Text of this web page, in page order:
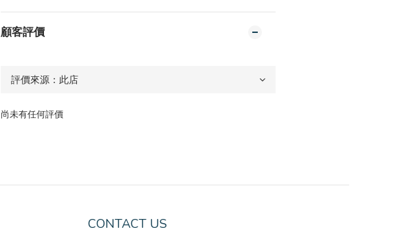
顧客評價
尚未有任何評價
CONTACT US